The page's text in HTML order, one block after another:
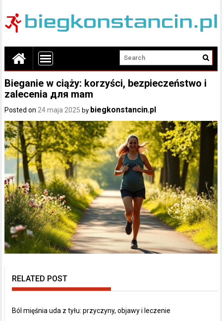
Bieganie w ciąży: korzyści, bezpieczeństwo i
zalecenia для mam
Posted on 24 maja 2025 by biegkonstancin.pl
RELATED POST
Ból mięśnia uda z tyłu: przyczyny, objawy i leczenie